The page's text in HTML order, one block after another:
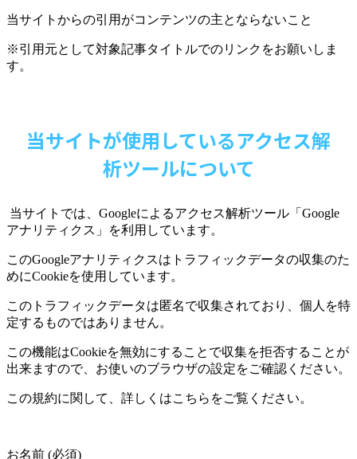
当サイトからの引用がコンテンツの主とならないこと
※引用元として対象記事タイトルでのリンクをお願いしま
す。
当サイトが使用しているアクセス解
析ツールについて
当サイトでは、 Googleによるアクセス解析ツール「 Google
アナリティクス」を利用しています。
このGoogleアナリティクスはトラフィックデータの収集のた
めにCookieを使用しています。
このトラフィックデータは匿名で収集されており、個人を特
定するものではありません。
この機能はCookieを無効にすることで収集を拒否することが
出来ますので、お使いのブラウザの設定をご確認ください。
この規約に関して、詳しくはこちらをご覧ください。
お名前 (必須)